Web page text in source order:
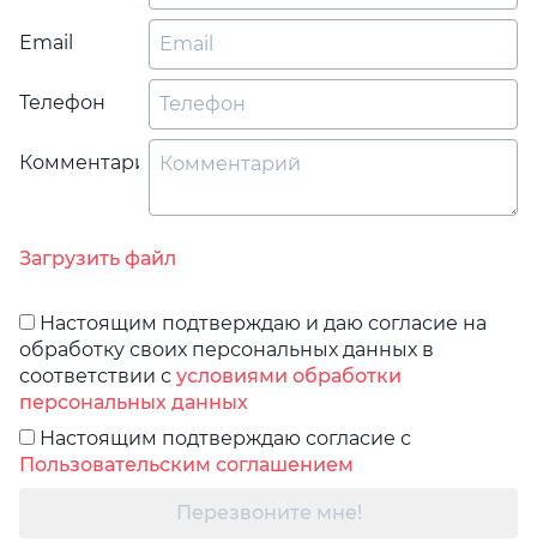
Email
Телефон
Комментарий
Загрузить файл
Настоящим подтверждаю и даю согласие на
обработку своих персональных данных в
соответствии с условиями обработки
персональных данных
Настоящим подтверждаю согласие с
Пользовательским соглашением
Перезвоните мне!